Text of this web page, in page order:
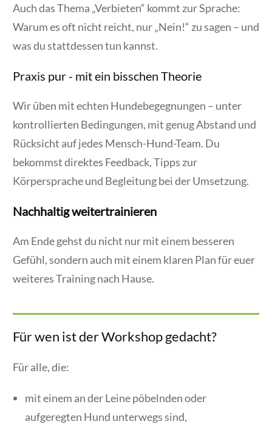
Auch das Thema „Verbieten“ kommt zur Sprache:
Warum es oft nicht reicht, nur „Nein!“ zu sagen – und
was du stattdessen tun kannst.
Praxis pur - mit ein bisschen Theorie
Wir üben mit echten Hundebegegnungen – unter
kontrollierten Bedingungen, mit genug Abstand und
Rücksicht auf jedes Mensch-Hund-Team. Du
bekommst direktes Feedback, Tipps zur
Körpersprache und Begleitung bei der Umsetzung.
Nachhaltig weitertrainieren
Am Ende gehst du nicht nur mit einem besseren
Gefühl, sondern auch mit einem klaren Plan für euer
weiteres Training nach Hause.
Für wen ist der Workshop gedacht?
Für alle, die:
mit einem an der Leine pöbelnden oder
aufgeregten Hund unterwegs sind,